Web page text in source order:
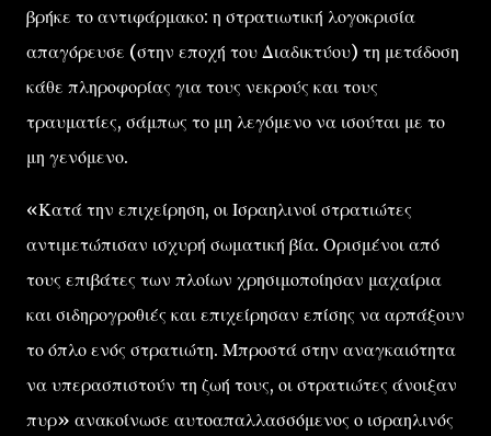
βρήκε το αντιφάρμακο: η στρατιωτική λογοκρισία
απαγόρευσε (στην εποχή του Διαδικτύου) τη μετάδοση
κάθε πληροφορίας για τους νεκρούς και τους
τραυματίες, σάμπως το μη λεγόμενο να ισούται με το
μη γενόμενο.
«Κατά την επιχείρηση, οι Ισραηλινοί στρατιώτες
αντιμετώπισαν ισχυρή σωματική βία. Ορισμένοι από
τους επιβάτες των πλοίων χρησιμοποίησαν μαχαίρια
και σιδηρογροθιές και επιχείρησαν επίσης να αρπάξουν
το όπλο ενός στρατιώτη. Μπροστά στην αναγκαιότητα
να υπερασπιστούν τη ζωή τους, οι στρατιώτες άνοιξαν
πυρ» ανακοίνωσε αυτοαπαλλασσόμενος ο ισραηλινός